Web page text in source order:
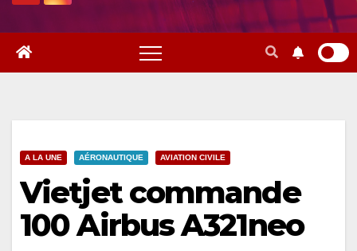
A LA UNE AÉRONAUTIQUE AVIATION CIVILE
Vietjet commande
100 Airbus A321neo